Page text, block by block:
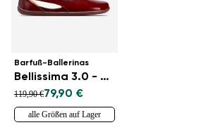
Barfuß-Ballerinas
Bellissima 3.0 - Burgundy
119,90 €79,90 €
alle Größen auf Lager